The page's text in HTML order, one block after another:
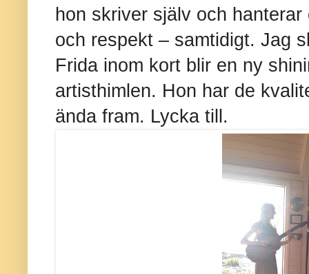
hon skriver själv och
och respekt – samtidigt. Jag
Frida inom kort blir en ny
artisthimlen. Hon har de
ända fram. Lycka till.